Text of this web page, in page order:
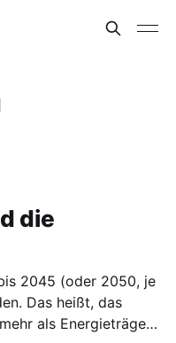
die
2045 (oder 2050, je
Das heißt, das
als Energieträger